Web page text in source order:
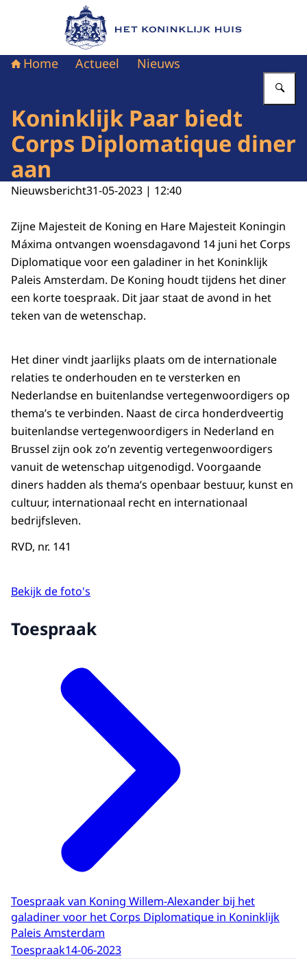
Naar de homepage van Het Koninklijk Huis
Home Actueel Nieuws
Koninklijk Paar biedt
Corps Diplomatique diner
aan
Nieuwsbericht31-05-2023 | 12:40
Zijne Majesteit de Koning en Hare Majesteit Koningin
Máxima ontvangen woensdagavond 14 juni het Corps
Diplomatiquevoor een galadiner in het Koninklijk
Paleis Amsterdam. De Koning houdt tijdens het diner
een korte toespraak. Dit jaar staat de avond in het
teken van de wetenschap.
Het diner vindt jaarlijks plaats om de internationale
relaties te onderhouden en te versterken en
Nederlandse en buitenlandse vertegenwoordigers op
thema’s te verbinden. Naast de circa honderdveertig
buitenlandse vertegenwoordigers in Nederland en
Brussel zijn ook zo’n zeventig vertegenwoordigers
vanuit de wetenschap uitgenodigd. Voorgaande
diners hadden als thema’s openbaar bestuur, kunst en
cultuur, internationaal recht en internationaal
bedrijfsleven.
RVD, nr. 141
Bekijk de foto's
Toespraak
Toespraak van Koning Willem-Alexander bij het
galadiner voor het Corps Diplomatique in Koninklijk
Paleis Amsterdam
Toespraak14-06-2023